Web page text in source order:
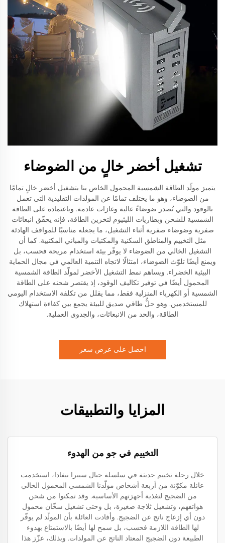
تشغيل أخضر خالٍ من الضوضاء
يتميز مولّد الطاقة الشمسية المحمول الخاص بنا بتشغيل أخضر خالٍ تمامًا
من الضوضاء، وهو ما يختلف تمامًا عن المولدات التقليدية التي تعمل
بالوقود والتي تُصدر ضوضاءً عالية وغازات عادمة. وباعتماده على الطاقة
الشمسية للشحن وبطاريات الليثيوم لتخزين الطاقة، فإنه يحقّق انبعاثات
صفرية وضوضاء صفرية أثناء التشغيل، ما يجعله مناسبًا للمواقف الهادئة
مثل التخييم والمناطق السكنية والمكتبات والمباني المكتبية. كما أن
التشغيل الخالي من الضوضاء لا يوفّر بيئة استخدام مريحة فحسب، بل
ويمنع أيضًا تلوّث الضوضاء، امتثالًا لاتجاه التنمية العالمي في مجال الحماية
البيئية الخضراء. ويساهم نمط التشغيل الأخضر لمولّد الطاقة الشمسية
المحمول أيضًا في توفير تكاليف الوقود، إذ يقتصر شحنه على الطاقة
الشمسية أو الكهرباء المنزلية فقط، مما يقلل من تكلفة الاستخدام اليومي
للمستخدمين. وهو حلٌّ طاقي صديق للبيئة يجمع بين كفاءة استهلاك
الطاقة، والحد من الانبعاثات، والجدوى العملية.
احصل على عرض سعر
المزايا والتطبيقات
التخييم في جو من الهدوء
خلال رحلة تخييم حديثة في سلسلة جبال سييرا نيفادا، استخدمت
عائلة مكوّنة من أربعة أشخاص مولّدنا الشمسي المحمول الخالي
من الضجيج لتغذية أجهزتهم الأساسية. وقد تمكنوا من شحن
هواتفهم، وتشغيل ثلاجة صغيرة، بل وحتى تشغيل سخّان محمول
دون أي إزعاج ناتج عن الضجيج. وأفادت العائلة بأن المولّد لم يوفّر
لها الطاقة اللازمة فحسب، بل سمح لها أيضًا بالاستمتاع بهدوء
الطبيعة دون الضجيج المعتاد الناتج عن المولدات. وبذلك، عزّز هذا